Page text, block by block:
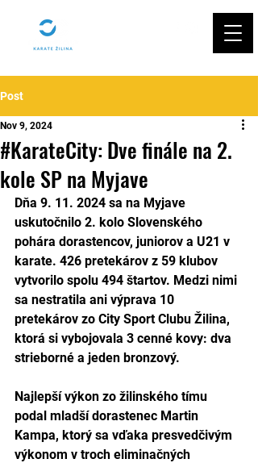
Post
#KarateCity: Dve finále na 2.
kole SP na Myjave
Nov 9, 2024
Dňa 9. 11. 2024 sa na Myjave
uskutočnilo 2. kolo Slovenského
pohára dorastencov, juniorov a U21 v
karate. 426 pretekárov z 59 klubov
vytvorilo spolu 494 štartov. Medzi nimi
sa nestratila ani výprava 10
pretekárov zo City Sport Clubu Žilina,
ktorá si vybojovala 3 cenné kovy: dva
strieborné a jeden bronzový.
Najlepší výkon zo žilinského tímu
podal mladší dorastenec Martin
Kampa, ktorý sa vďaka presvedčivým
výkonom v troch eliminačných